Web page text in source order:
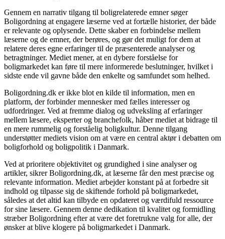
Gennem en narrativ tilgang til boligrelaterede emner søger
Boligordning at engagere læserne ved at fortælle historier, der både
er relevante og oplysende. Dette skaber en forbindelse mellem
læserne og de emner, der berøres, og gør det muligt for dem at
relatere deres egne erfaringer til de præsenterede analyser og
betragtninger. Mediet mener, at en dybere forståelse for
boligmarkedet kan føre til mere informerede beslutninger, hvilket i
sidste ende vil gavne både den enkelte og samfundet som helhed.
Boligordning.dk er ikke blot en kilde til information, men en
platform, der forbinder mennesker med fælles interesser og
udfordringer. Ved at fremme dialog og udveksling af erfaringer
mellem læsere, eksperter og branchefolk, håber mediet at bidrage til
en mere rummelig og forståelig boligkultur. Denne tilgang
understøtter mediets vision om at være en central aktør i debatten om
boligforhold og boligpolitik i Danmark.
Ved at prioritere objektivitet og grundighed i sine analyser og
artikler, sikrer Boligordning.dk, at læserne får den mest præcise og
relevante information. Mediet arbejder konstant på at forbedre sit
indhold og tilpasse sig de skiftende forhold på boligmarkedet,
således at det altid kan tilbyde en opdateret og værdifuld ressource
for sine læsere. Gennem denne dedikation til kvalitet og formidling
stræber Boligordning efter at være det foretrukne valg for alle, der
ønsker at blive klogere på boligmarkedet i Danmark.